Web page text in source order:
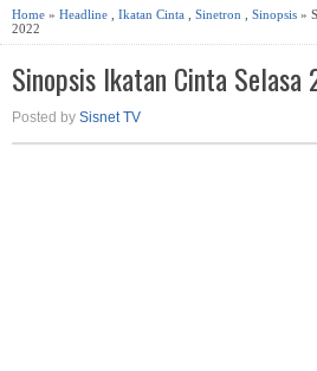
Home » Headline Ikatan Cinta Sinetron Sinopsis »
2022
Sinopsis Ikatan Cinta Selasa
Posted by Sisnet TV